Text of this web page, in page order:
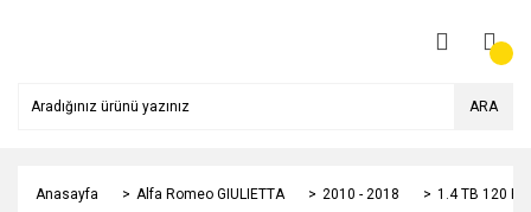
ARA
Anasayfa Alfa Romeo GIULIETTA 2010 - 2018 1.4 TB 120 HP